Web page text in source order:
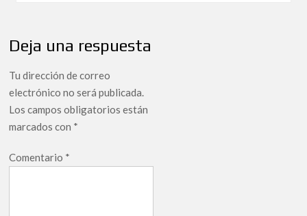
Deja una respuesta
Tu dirección de correo
electrónico no será publicada.
Los campos obligatorios están
marcados con *
Comentario *